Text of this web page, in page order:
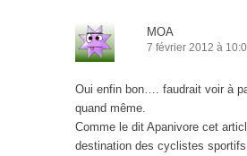
MOA
7 février 2012 à
Oui enfin bon…. faudrait voir à
quand même.
Comme le dit Apanivore cet
destination des cyclistes